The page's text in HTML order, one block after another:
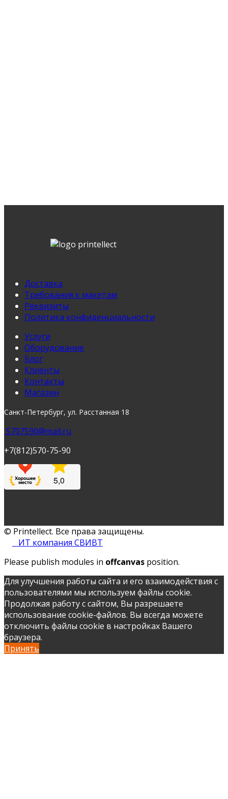
Доставка
Требования к макетам
Реквизиты
Политика конфиденциальности
Услуги
Оборудование
Блог
Клиенты
Контакты
Магазин
Санкт-Петербург, ул. Расстанная 18
5707590@mail.ru
+7(812)570-75-90
© Printellect. Все права защищены.
ИТ компания СВИВТ
Please publish modules in offcanvas position.
Для улучшения работы сайта и его взаимодействия с
пользователями мы используем файлы cookie.
Продолжая работу с сайтом, Вы разрешаете
использование cookie-файлов. Вы всегда можете
отключить файлы cookie в настройках Вашего
браузера.
Принять